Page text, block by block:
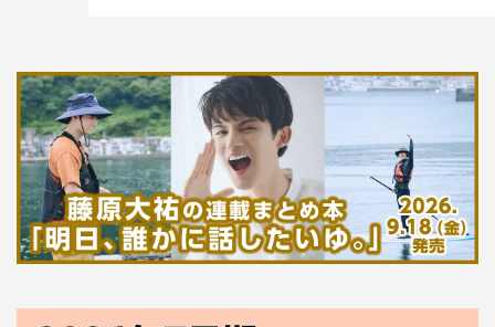
◆本作で演じる小島敏夫という役柄の印象を教えてくださ
い。また、実際に演じられていかがでしたか？
僕が演じた小島敏夫というのは、タイムスリップを何度も
しているんじゃない？と思うほど、あまりに昭和19年を受
け入れすぎている男で、「しょうがないじゃん」みたいな
応力や生きていく能力に長けた人ですが、僕自身を考えた